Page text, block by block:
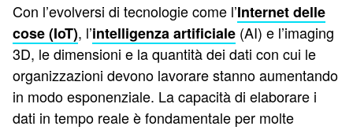
Con l’evolversi di tecnologie come l’Internet delle
cose (IoT), l’intelligenza artificiale (AI) e l’imaging
3D, le dimensioni e la quantità dei dati con cui le
organizzazioni devono lavorare stanno aumentando
in modo esponenziale. La capacità di elaborare i
dati in tempo reale è fondamentale per molte